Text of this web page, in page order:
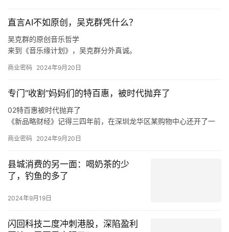
至于上海，王云安认为该市场毗邻浙江，因此会有一定的消费者基
础，但是上海奶茶行业竞争激烈，外卖比例很高，相对来说门店的
收益更难做好，“我们在进省会城市，以及大的一线城市的时候，我
们一定是做好准备了再去的，比如上海的消费者到底要什么，我们
进去应该怎么做才可以让更多的店做得更好，古茗能够给上海的消
古井教父悲情收场
2024年9月20日
直言AI不如原创，吴克群凭什么？
吴克群的原创音乐哲学
来到《音乐缘计划》，吴克群分外真诚。
如此来看，吴克群选择参与《音乐缘计划》这一原创音乐综艺，正
在分享创作心得、探讨音乐理念时，吴克群不再简单是一个综艺节
目的嘉宾，他也是作为一名原创音乐人出现在舞台上，让一切热爱
与纯粹都具象化。
于是，面对当下音乐生态的顽疾，新生代音乐人的困境，吴克群会
商业密码 2024年9月20日
专门“收割”妈妈们的特百惠，被时代抛弃了
《新品略财经》记得三四年前，在深圳龙华区某购物中心还开了一
卖得还不错。
在《新品略财经》看来，特百惠既是时代的产物，也是被时代抛弃